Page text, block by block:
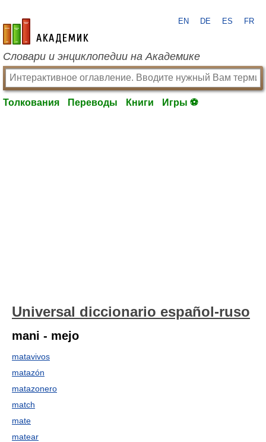
academic.ru
EN DE ES FR
Словари и энциклопедии на Академике
Толкования Переводы Книги Игры ⚽
Universal diccionario español-ruso
mani - mejo
matavivos
matazón
matazonero
match
mate
matear